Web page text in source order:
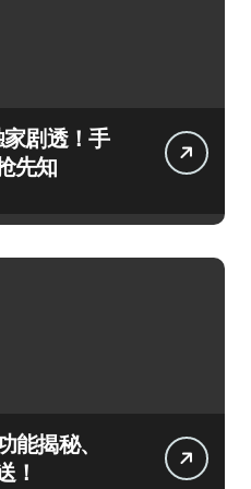
剧透！手
先知
能揭秘、
！